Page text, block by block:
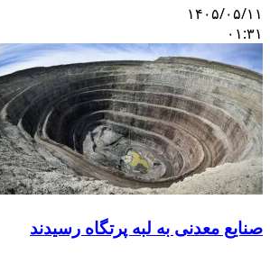
۱۴۰۵/۰۵/۱۱
۰۱:۳۱
صنایع معدنی به لبه پرتگاه رسیدند